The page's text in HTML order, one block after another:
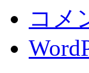
コメ